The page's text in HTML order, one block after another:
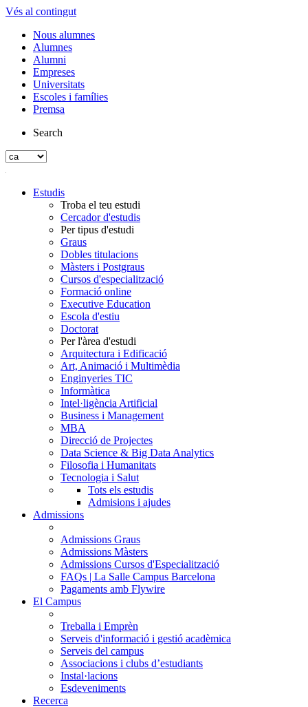
Vés al contingut
Nous alumnes
Alumnes
Alumni
Empreses
Universitats
Escoles i famílies
Premsa
Search
Estudis
Troba el teu estudi
Cercador d'estudis
Per tipus d'estudi
Graus
Dobles titulacions
Màsters i Postgraus
Cursos d'especialització
Formació online
Executive Education
Escola d'estiu
Doctorat
Per l'àrea d'estudi
Arquitectura i Edificació
Art, Animació i Multimèdia
Enginyeries TIC
Informàtica
Intel·ligència Artificial
Business i Management
MBA
Direcció de Projectes
Data Science & Big Data Analytics
Filosofia i Humanitats
Tecnologia i Salut
Tots els estudis
Admisions i ajudes
Admissions
Admissions Graus
Admissions Màsters
Admissions Cursos d'Especialització
FAQs | La Salle Campus Barcelona
Pagaments amb Flywire
El Campus
Treballa i Emprèn
Serveis d'informació i gestió acadèmica
Serveis del campus
Associacions i clubs d’estudiants
Instal·lacions
Esdeveniments
Recerca